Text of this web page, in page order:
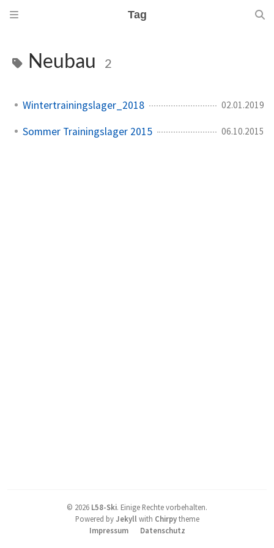
Tag
Neubau 2
Wintertrainingslager_2018 02.01.2019
Sommer Trainingslager 2015 06.10.2015
© 2026 L58-Ski. Einige Rechte vorbehalten.
Powered byJekyll with Chirpytheme
Impressum
Datenschutz